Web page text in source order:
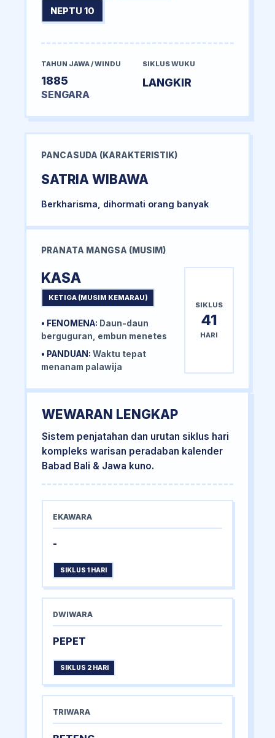
NEPTU 10
TAHUN JAWA / WINDU
1885
SENGARA
SIKLUS WUKU
LANGKIR
PANCASUDA (KARAKTERISTIK)
SATRIA WIBAWA
Berkharisma, dihormati orang banyak
PRANATA MANGSA (MUSIM)
KASA
KETIGA (MUSIM KEMARAU)
• FENOMENA: Daun-daun
berguguran, embun menetes
• PANDUAN: Waktu tepat
menanam palawija
SIKLUS
41
HARI
WEWARAN LENGKAP
Sistem penjatahan dan urutan siklus hari
kompleks warisan peradaban kalender
Babad Bali & Jawa kuno.
EKAWARA
-
SIKLUS 1 HARI
DWIWARA
PEPET
SIKLUS 2 HARI
TRIWARA